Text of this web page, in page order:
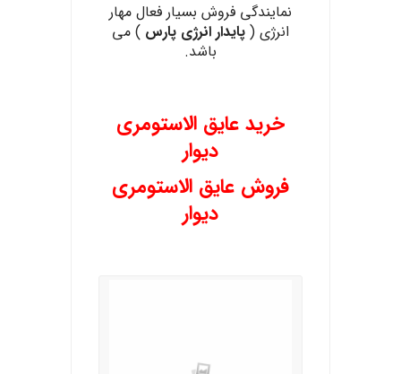
نمایندگی فروش بسیار فعال مهار
انرژی ( پایدار انرژی پارس ) می
باشد.
خرید عایق الاستومری
دیوار
فروش عایق الاستومری
دیوار